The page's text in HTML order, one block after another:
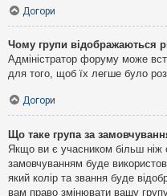
Догори
Чому групи відображаються
Адміністратор форуму може
для того, щоб їх легше було
Догори
Що таке група за
Якщо ви є учасником більш ніж
замовчуванням буде
який колір та звання буде
вам право змінювати вашу